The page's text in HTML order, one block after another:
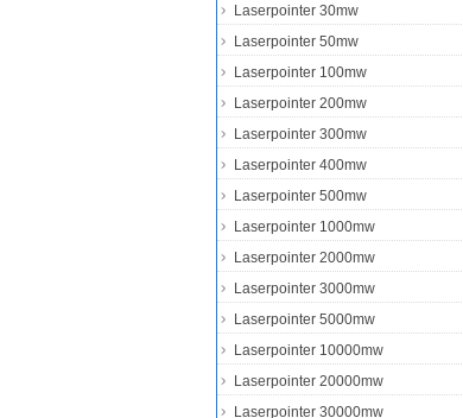
Laserpointer 30mw
Laserpointer 50mw
Laserpointer 100mw
Laserpointer 200mw
Laserpointer 300mw
Laserpointer 400mw
Laserpointer 500mw
Laserpointer 1000mw
Laserpointer 2000mw
Laserpointer 3000mw
Laserpointer 5000mw
Laserpointer 10000mw
Laserpointer 20000mw
Laserpointer 30000mw